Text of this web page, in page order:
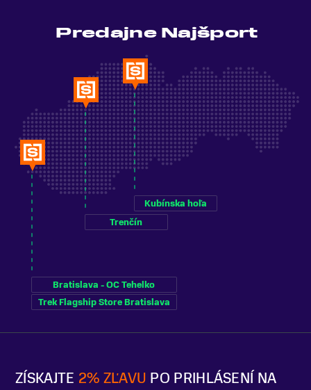
ZÍSKAJTE 2% ZĽAVU PO PRIHLÁSENÍ NA
Predajne Najšport
Bratislava - OC Tehelko
Trek Flagship Store Bratislava
Trenčín
Kubínska hoľa